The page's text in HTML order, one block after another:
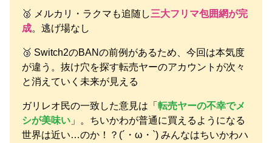
🥈 メルカリ・ラクマも追随し三大フリマ包囲網が完
成。逃げ場なし
🥉 Switch2のBANの前例があるため、今回は本気度
が違う。抜け穴を探す転売ヤーのアカウントが次々
と消えていく未来が見える
ガリレオ民の一致した意見は「 転売ヤーの不幸でメ
シが美味い 」。ちいかわが普通に買えるようになる
世界は近い…のか！？(´・ω・`) みんなはちいかわハ